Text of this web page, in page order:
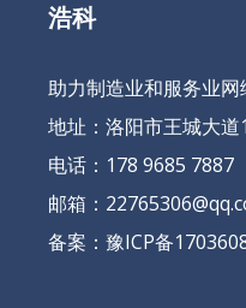
浩科
助力制造业和服务业
地址：洛阳市王城大道
电话：178 9685 7887
邮箱：
备案： 豫ICP备